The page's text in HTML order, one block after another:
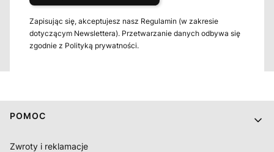
Zapisując się, akceptujesz nasz Regulamin (w zakresie
dotyczącym Newslettera). Przetwarzanie danych odbywa się
zgodnie z Polityką prywatności.
Linki w stopce
POMOC
Zwroty i reklamacje